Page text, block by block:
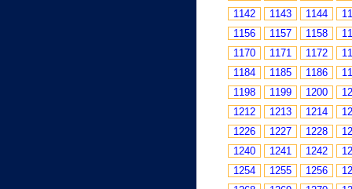
1142
1143 1144
1156
1157 1158
1170
1171 1172
1184
1185 1186
1198
1199 1200
1212
1213 1214
1226
1227 1228
1240
1241 1242
1254
1255 1256